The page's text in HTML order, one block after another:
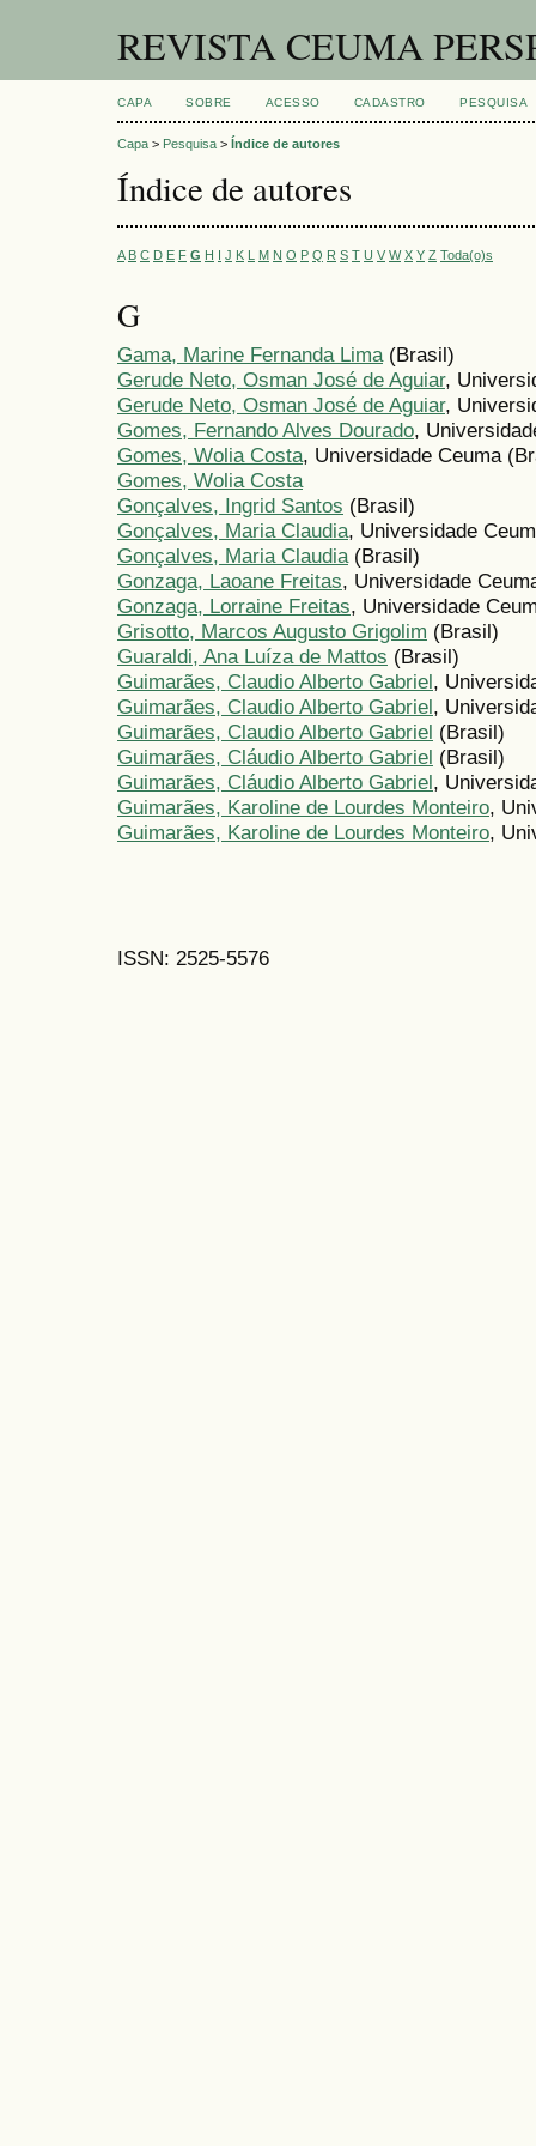
REVISTA CEUMA
CAPA SOBRE ACESSO CADASTRO PESQUISA
Capa > Pesquisa > Índice de autores
Índice de autores
A B C D E F G H I J K L M N O P Q R S T U V W X Y Z Toda(o)s
G
Gama, Marine Fernanda Lima(Brasil)
Gerude Neto, Osman José de Aguiar,
Gerude Neto, Osman José de Aguiar,
Gomes, Fernando Alves Dourado,
Gomes, Wolia Costa, Universidade Ceuma
Gomes, Wolia Costa
Gonçalves, Ingrid Santos (Brasil)
Gonçalves, Maria Claudia, Universidade
Gonçalves, Maria Claudia(Brasil)
Gonzaga, Laoane Freitas, Universidade
Gonzaga, Lorraine Freitas, Universidade
Grisotto, Marcos Augusto Grigolim (Brasil)
Guaraldi, Ana Luíza de Mattos (Brasil)
Guimarães, Claudio Alberto Gabriel,
Guimarães, Claudio Alberto Gabriel,
Guimarães, Claudio Alberto Gabriel (Brasil)
Guimarães, Cláudio Alberto Gabriel (Brasil)
Guimarães, Cláudio Alberto Gabriel,
Guimarães, Karoline de Lourdes Monteiro,
Guimarães, Karoline de Lourdes Monteiro,
ISSN: 2525-5576